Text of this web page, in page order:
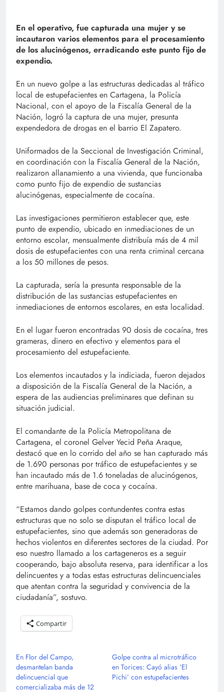
En el operativo, fue capturada una mujer y se
incautaron varios elementos para el procesamiento
de los alucinógenos, erradicando este punto fijo de
expendio.
En un nuevo golpe a las estructuras dedicadas al tráfico
local de estupefacientes en Cartagena, la Policía
Nacional, con el apoyo de la Fiscalía General de la
Nación, logró la captura de una mujer, presunta
expendedora de drogas en el barrio El Zapatero.
Uniformados de la Seccional de Investigación Criminal,
en coordinación con la Fiscalía General de la Nación,
realizaron allanamiento a una vivienda, que funcionaba
como punto fijo de expendio de sustancias
alucinógenas, especialmente de cocaína.
Las investigaciones permitieron establecer que, este
punto de expendio, ubicado en inmediaciones de un
entorno escolar, mensualmente distribuía más de 4 mil
dosis de estupefacientes con una renta criminal cercana
a los 50 millones de pesos.
La capturada, sería la presunta responsable de la
distribución de las sustancias estupefacientes en
inmediaciones de entornos escolares, en esta localidad.
En el lugar fueron encontradas 90 dosis de cocaína, tres
grameras, dinero en efectivo y elementos para el
procesamiento del estupefaciente.
Los elementos incautados y la indiciada, fueron dejados
a disposición de la Fiscalía General de la Nación, a
espera de las audiencias preliminares que definan su
situación judicial.
El comandante de la Policía Metropolitana de
Cartagena, el coronel Gelver Yecid Peña Araque,
destacó que en lo corrido del año se han capturado más
de 1.690 personas por tráfico de estupefacientes y se
han incautado más de 1.6 toneladas de alucinógenos,
entre marihuana, base de coca y cocaína.
“Estamos dando golpes contundentes contra estas
estructuras que no solo se disputan el tráfico local de
estupefacientes, sino que además son generadoras de
hechos violentos en diferentes sectores de la ciudad. Por
eso nuestro llamado a los cartageneros es a seguir
cooperando, bajo absoluta reserva, para identificar a los
delincuentes y a todas estas estructuras delincuenciales
que atentan contra la seguridad y convivencia de la
ciudadanía”, sostuvo.
Compartir
En Flor del Campo,
desmantelan banda
delincuencial que
comercializaba más de 12
Golpe contra al microtráfico
en Torices: Cayó alias ‘El
Pichi’ con estupefacientes